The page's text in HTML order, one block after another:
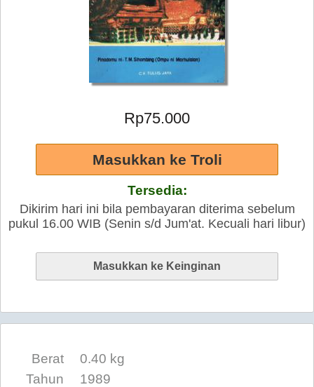
Rp75.000
Tersedia:
Dikirim hari ini bila pembayaran diterima sebelum
pukul 16.00 WIB (Senin s/d Jum'at. Kecuali hari libur)
Berat
0.40 kg
Tahun
1989